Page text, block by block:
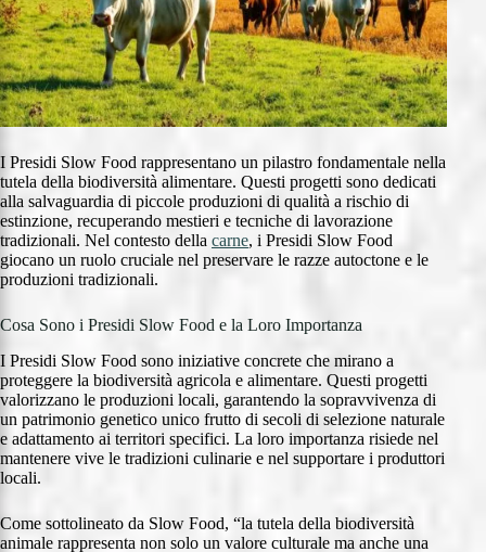
I Presidi Slow Food rappresentano un pilastro fondamentale nella
tutela della biodiversità alimentare. Questi progetti sono dedicati
alla salvaguardia di piccole produzioni di qualità a rischio di
estinzione, recuperando mestieri e tecniche di lavorazione
tradizionali. Nel contesto della carne, i Presidi Slow Food
giocano un ruolo cruciale nel preservare le razze autoctone e le
produzioni tradizionali.
Cosa Sono i Presidi Slow Food e la Loro Importanza
I Presidi Slow Food sono iniziative concrete che mirano a
proteggere la biodiversità agricola e alimentare. Questi progetti
valorizzano le produzioni locali, garantendo la sopravvivenza di
un patrimonio genetico unico frutto di secoli di selezione naturale
e adattamento ai territori specifici. La loro importanza risiede nel
mantenere vive le tradizioni culinarie e nel supportare i produttori
locali.
Come sottolineato da Slow Food, “la tutela della biodiversità
animale rappresenta non solo un valore culturale ma anche una